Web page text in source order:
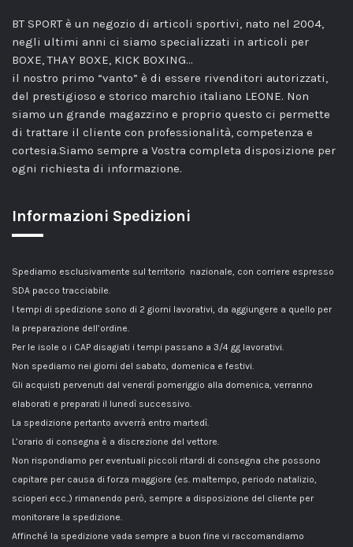
BT SPORT è un negozio di articoli sportivi, nato nel 2004,
negli ultimi anni ci siamo specializzati in articoli per
BOXE, THAY BOXE, KICK BOXING…
il nostro primo “vanto” è di essere rivenditori autorizzati,
del prestigioso e storico marchio italiano LEONE. Non
siamo un grande magazzino e proprio questo ci permette
di trattare il cliente con professionalità, competenza e
cortesia.Siamo sempre a Vostra completa disposizione per
ogni richiesta di informazione.
Informazioni Spedizioni
Spediamo esclusivamente sul territorio nazionale, con corriere espresso
SDA pacco tracciabile.
I tempi di spedizione sono di 2 giorni lavorativi, da aggiungere a quello per
la preparazione dell’ordine.
Per le isole o i CAP disagiati i tempi passano a 3/4 gg lavorativi.
Non spediamo nei giorni del sabato, domenica e festivi.
Gli acquisti pervenuti dal venerdì pomeriggio alla domenica, verranno
elaborati e preparati il lunedì successivo.
La spedizione pertanto avverrà entro martedì.
L’orario di consegna è a discrezione del vettore.
Non rispondiamo per eventuali piccoli ritardi di consegna che possono
capitare per causa di forza maggiore (es. maltempo, periodo natalizio,
scioperi ecc..) rimanendo però, sempre a disposizione del cliente per
monitorare la spedizione.
Affinché la spedizione vada sempre a buon fine vi raccomandiamo